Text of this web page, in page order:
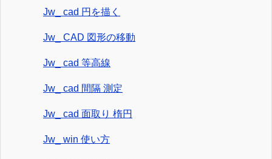
Jw_ cad 円を描く
Jw_ CAD 図形の移動
Jw_ cad 等高線
Jw_ cad 間隔 測定
Jw_ cad 面取り 楕円
Jw_ win 使い方